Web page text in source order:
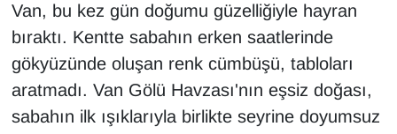
Van, bu kez gün doğumu güzelliğiyle hayran
bıraktı. Kentte sabahın erken saatlerinde
gökyüzünde oluşan renk cümbüşü, tabloları
aratmadı. Van Gölü Havzası'nın eşsiz doğası,
sabahın ilk ışıklarıyla birlikte seyrine doyumsuz
Kadın
Kamu Alımları
Kim Kimdir?